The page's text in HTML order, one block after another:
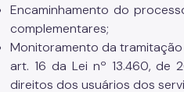
Encaminhamento do
complementares;
Monitoramento da
art. 16 da Lei nº 13.460,
direitos dos usuários dos